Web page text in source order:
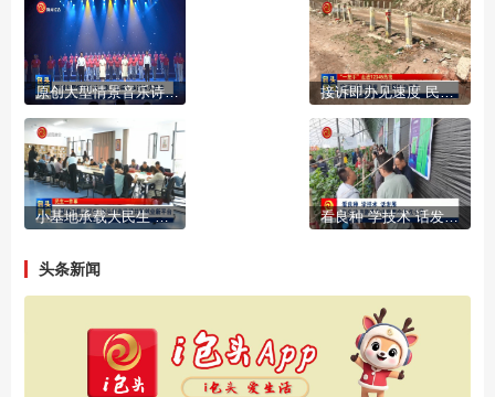
原创大型情景音乐诗剧《脊梁》走进包头巡演 接诉即办见速度 民生解忧有温度
小基地承载大民生 包头打造残健共融就业新平台 看良种 学技术 话发展 包头冷凉蔬菜产业观摩会亮点十足
头条新闻